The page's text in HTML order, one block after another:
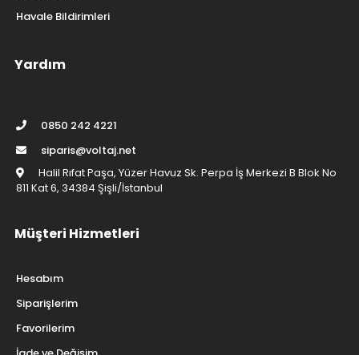
Havale Bildirimleri
Yardım
0850 242 4221
siparis@voltaj.net
Halil Rıfat Paşa, Yüzer Havuz Sk. Perpa İş Merkezi B Blok No
811 Kat 6, 34384 Şişli/İstanbul
Müşteri Hizmetleri
Hesabım
Siparişlerim
Favorilerim